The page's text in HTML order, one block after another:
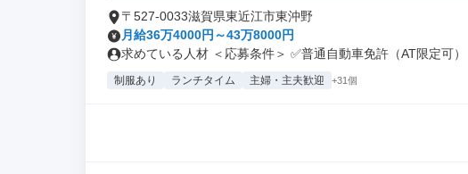
〒527-0033滋賀県東近江市東沖野
月給36万4000円～43万8000円
求めている人材 ＜応募条件＞ ✅普通自動車免許（AT限定可）
制服あり ランチタイム 主婦・主夫歓迎 +31個